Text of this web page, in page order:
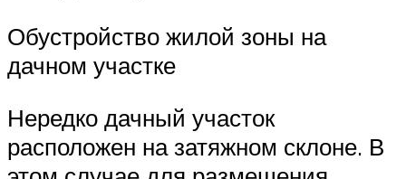
Обустройство жилой зоны на
дачном участке
Нередко дачный участок
расположен на затяжном склоне. В